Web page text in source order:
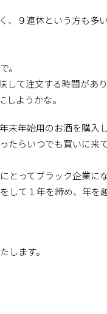
、９連休という方も多
。
して注文する時間があ
ようかな。
末年始用のお酒を購入
たらいつでも買いに来
とってブラック企業に
して１年を締め、年を
します。